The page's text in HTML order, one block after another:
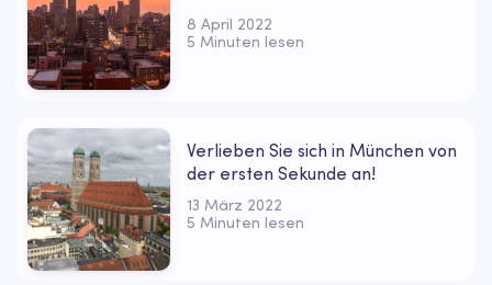
8 April 2022
5 Minuten lesen
Verlieben Sie sich in München von
der ersten Sekunde an!
13 März 2022
5 Minuten lesen